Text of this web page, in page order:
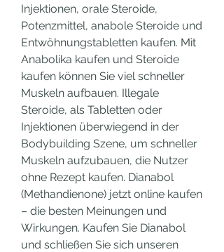
Injektionen, orale Steroide,
Potenzmittel, anabole Steroide und
Entwöhnungstabletten kaufen. Mit
Anabolika kaufen und Steroide
kaufen können Sie viel schneller
Muskeln aufbauen. Illegale
Steroide, als Tabletten oder
Injektionen überwiegend in der
Bodybuilding Szene, um schneller
Muskeln aufzubauen, die Nutzer
ohne Rezept kaufen. Dianabol
(Methandienone) jetzt online kaufen
– die besten Meinungen und
Wirkungen. Kaufen Sie Dianabol
und schließen Sie sich unseren